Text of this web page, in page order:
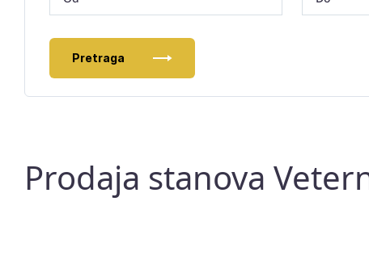
Pretraga
Prodaja stanova